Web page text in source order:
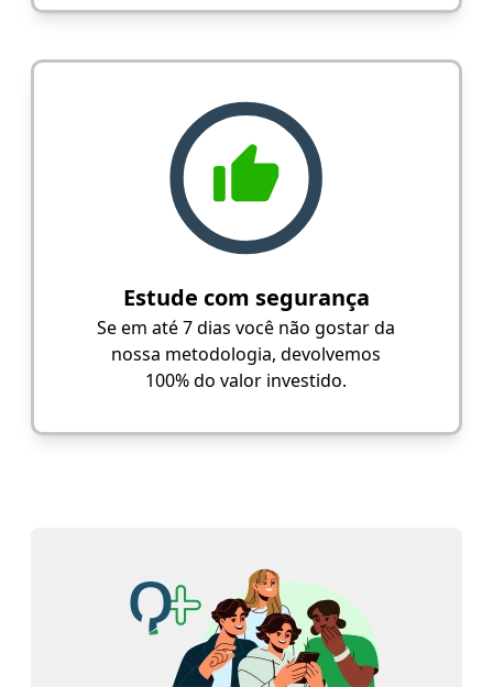
Estude com segurança
Se em até 7 dias você não gostar da
nossa metodologia, devolvemos
100% do valor investido.